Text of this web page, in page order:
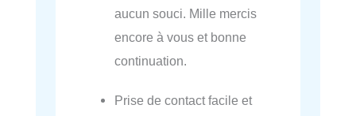
aucun souci. Mille mercis
encore à vous et bonne
continuation.
Prise de contact facile et